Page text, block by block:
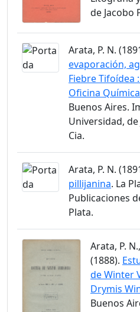
de Jacobo
Arata, P. N.
evaporación,
Fiebre Tifoídea
Oficina
Buenos Aires.
Universidad, de
Cia.
Arata, P. N.
pillijanina. La
Publicaciones
Plata.
Arata, P.
(1888).
de Winter
Drymis
Buenos